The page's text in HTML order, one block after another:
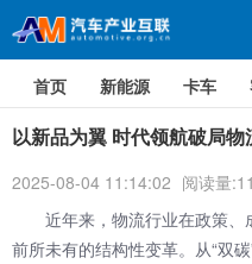
首页 新能源 卡车
以新品为翼 时代领航破局
2025-08-04 11:14:02 阅读量
近年来，物流行业在政策
前所未有的结构性变革。从“双